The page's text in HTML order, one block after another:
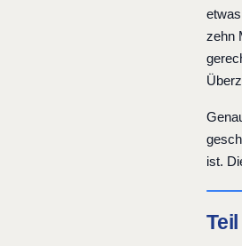
zehn
ist.